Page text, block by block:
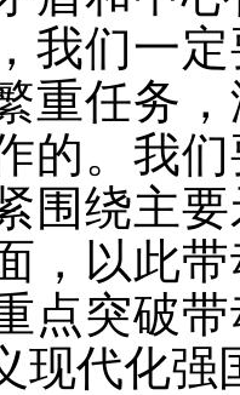
我们一
重任务
的。我
围绕主
，以此
点突破
现代化强